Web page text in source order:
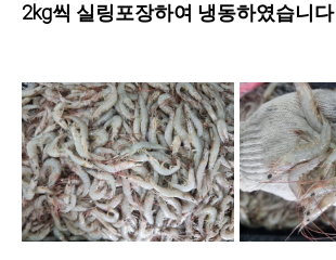
2kg씩 실링포장하여 냉동하였습니다